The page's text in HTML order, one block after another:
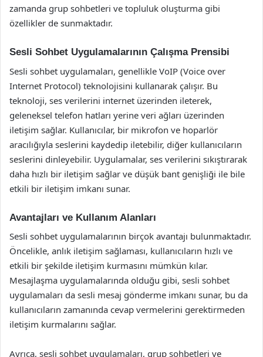
zamanda grup sohbetleri ve topluluk oluşturma gibi
özellikler de sunmaktadır.
Sesli Sohbet Uygulamalarının Çalışma Prensibi
Sesli sohbet uygulamaları, genellikle VoIP (Voice over
Internet Protocol) teknolojisini kullanarak çalışır. Bu
teknoloji, ses verilerini internet üzerinden ileterek,
geleneksel telefon hatları yerine veri ağları üzerinden
iletişim sağlar. Kullanıcılar, bir mikrofon ve hoparlör
aracılığıyla seslerini kaydedip iletebilir, diğer kullanıcıların
seslerini dinleyebilir. Uygulamalar, ses verilerini sıkıştırarak
daha hızlı bir iletişim sağlar ve düşük bant genişliği ile bile
etkili bir iletişim imkanı sunar.
Avantajları ve Kullanım Alanları
Sesli sohbet uygulamalarının birçok avantajı bulunmaktadır.
Öncelikle, anlık iletişim sağlaması, kullanıcıların hızlı ve
etkili bir şekilde iletişim kurmasını mümkün kılar.
Mesajlaşma uygulamalarında olduğu gibi, sesli sohbet
uygulamaları da sesli mesaj gönderme imkanı sunar, bu da
kullanıcıların zamanında cevap vermelerini gerektirmeden
iletişim kurmalarını sağlar.
Ayrıca, sesli sohbet uygulamaları, grup sohbetleri ve